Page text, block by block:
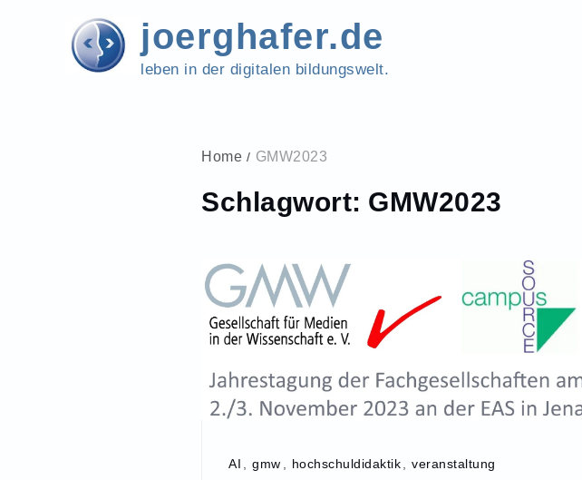
joerghafer.de
leben in der digitalen bildungswelt.
Home GMW2023
Schlagwort: GMW2023
AI gmw hochschuldidaktik veranstaltung